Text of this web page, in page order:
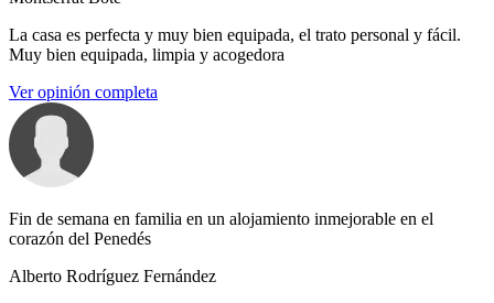
La casa es perfecta y muy bien equipada, el trato personal y fácil.
Muy bien equipada, limpia y acogedora
Ver opinión completa
Fin de semana en familia en un alojamiento inmejorable en el
corazón del Penedés
Alberto Rodríguez Fernández